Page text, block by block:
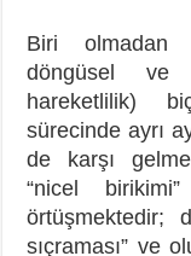
Biri olmadan
döngüsel ve
hareketlilik)
sürecinde ayrı
de karşı
“nicel
örtüşmektedir;
sıçraması” ve